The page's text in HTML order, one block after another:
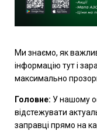
Ми знаємо, як
інформацію тут і
максимально
Головне: У нашому
відстежувати
заправці прямо на